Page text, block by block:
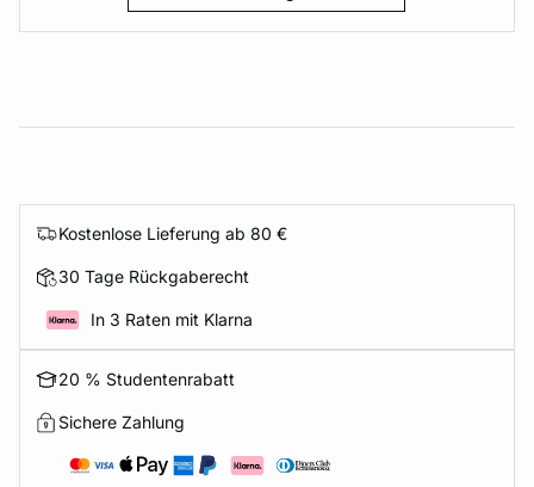
Kostenlose Lieferung ab 80 €
30 Tage Rückgaberecht
In 3 Raten mit Klarna
20 % Studentenrabatt
Sichere Zahlung